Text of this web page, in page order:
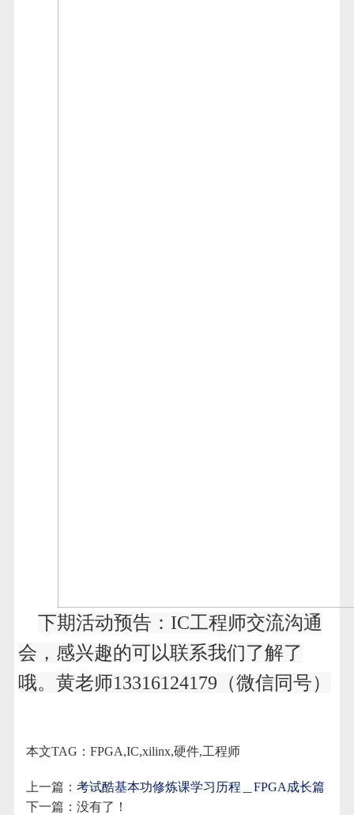
下期活动预告：IC工程师交流沟通
会，感兴趣的可以联系我们了解了
哦。黄老师13316124179（微信同号）
本文TAG：FPGA,IC,xilinx,硬件,工程师
上一篇：考试酷基本功修炼课学习历程＿FPGA成长篇
下一篇：没有了！